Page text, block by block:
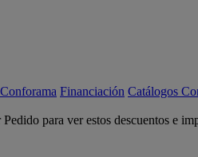
Financiación Catálogos
para ver estos descuentos e